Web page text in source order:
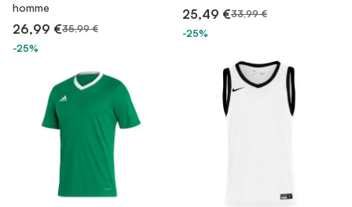
homme
26,99 €35,99 €
-25%
25,49 €33,99 €
-25%